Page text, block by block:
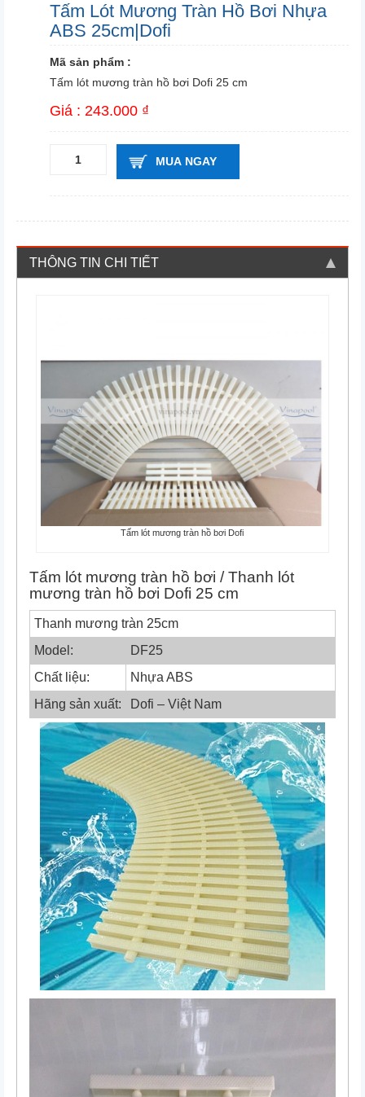
Tấm Lót Mương Tràn Hồ Bơi Nhựa
ABS 25cm|Dofi
Mã sản phẩm :
Tấm lót mương tràn hồ bơi Dofi 25 cm
Giá : 243.000 ₫
MUA NGAY
THÔNG TIN CHI TIẾT
Tấm lót mương tràn hồ bơi Dofi
Tấm lót mương tràn hồ bơi / Thanh lót
mương tràn hồ bơi Dofi 25 cm
Thanh mương tràn 25cm
Model:
DF25
Chất liệu:
Nhựa ABS
Hãng sản xuất:
Dofi – Việt Nam